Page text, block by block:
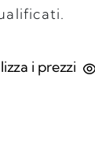
i prezzi